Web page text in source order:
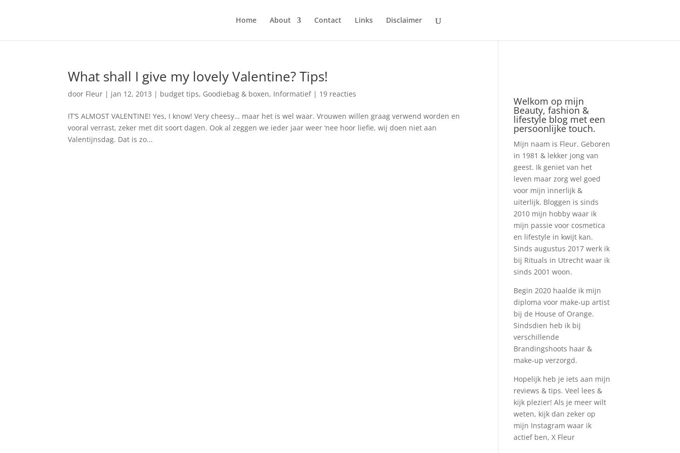
Home About Contact Links Disclaimer
What shall I give my lovely Valentine? Tips!
door Fleur | jan 12, 2013 | budget tips, Goodiebag & boxen, Informatief| 19 reacties
IT’S ALMOST VALENTINE! Yes, I know! Very cheesy… maar het is wel waar. Vrouwen willen graag verwend worden en
vooral verrast, zeker met dit soort dagen. Ook al zeggen we ieder jaar weer ‘nee hoor liefie, wij doen niet aan
Valentijnsdag. Dat is zo...
Welkom op mijn
Beauty, fashion &
lifestyle blog met een
persoonlijke touch.
Mijn naam is Fleur. Geboren
in 1981 & lekker jong van
geest. Ik geniet van het
leven maar zorg wel goed
voor mijn innerlijk &
uiterlijk. Bloggen is sinds
2010 mijn hobby waar ik
mijn passie voor cosmetica
en lifestyle in kwijt kan.
Sinds augustus 2017 werk ik
bij Rituals in Utrecht waar ik
sinds 2001 woon.
Begin 2020 haalde ik mijn
diploma voor make-up artist
bij de House of Orange.
Sindsdien heb ik bij
verschillende
Brandingshoots haar &
make-up verzorgd.
Hopelijk heb je iets aan mijn
reviews & tips. Veel lees &
kijk plezier! Als je meer wilt
weten, kijk dan zeker op
mijn Instagram waar ik
actief ben, X Fleur